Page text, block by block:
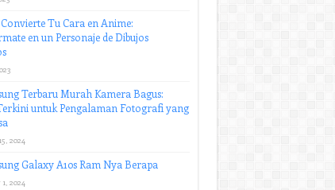
Tu Cara en Anime:
en un Personaje de Dibujos
Terbaru Murah Kamera Bagus:
untuk Pengalaman Fotografi yang
2024
Galaxy A10s Ram Nya Berapa
2024